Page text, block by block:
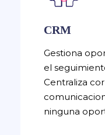
CRM
Gestiona
el
Centraliza
ninguna